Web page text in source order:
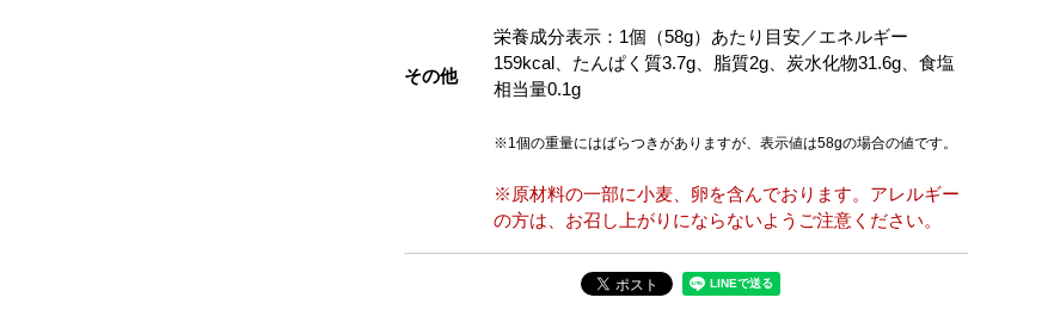
その他
栄養成分表示：1個（58g）あたり目安／エネルギー
159kcal、たんぱく質3.7g、脂質2g、炭水化物31.6g、食塩
相当量0.1g
※1個の重量にはばらつきがありますが、表示値は58gの場合の値です。
※原材料の一部に小麦、卵を含んでおります。アレルギー
の方は、お召し上がりにならないようご注意ください。